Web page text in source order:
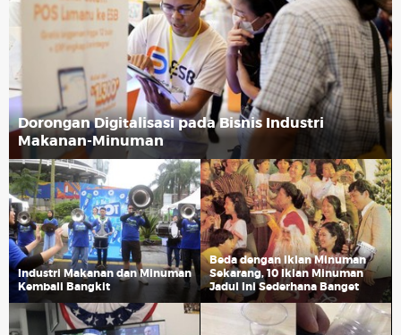
Dorongan Digitalisasi pada Bisnis Industri
Makanan-Minuman
Industri Makanan dan Minuman
Kembali Bangkit
Beda dengan Iklan Minuman
Sekarang, 10 Iklan Minuman
Jadul Ini Sederhana Banget